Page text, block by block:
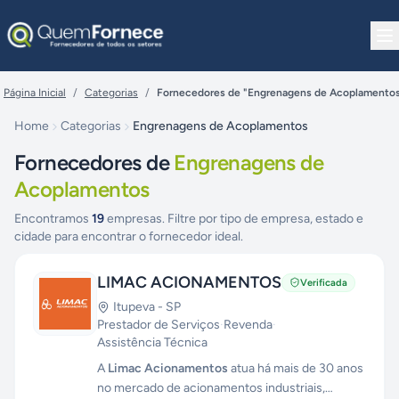
Página Inicial / Categorias / Fornecedores de "Engrenagens de
Home Categorias Engrenagens de Acoplamentos
Fornecedores de Engrenagens de
Acoplamentos
Encontramos 19empresas. Filtre por tipo de empresa, estado e
cidade para encontrar o fornecedor ideal.
LIMAC ACIONAMENTOS Verificada
Itupeva - SP
Prestador de Serviços·Revenda·
Assistência Técnica
A Limac Acionamentos atua há mais de 30 anos
no mercado de acionamentos industriais,